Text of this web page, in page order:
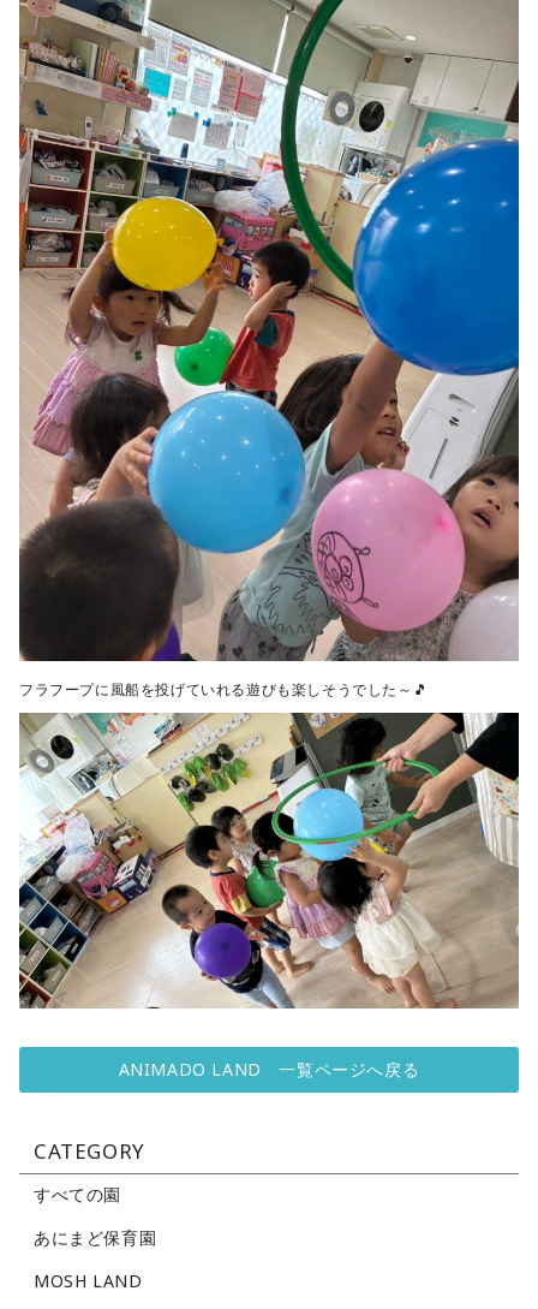
フラフープに風船を投げていれる遊びも楽しそうでした～🎵
ANIMADO LAND 一覧ページへ戻る
CATEGORY
すべての園
あにまど保育園
MOSH LAND